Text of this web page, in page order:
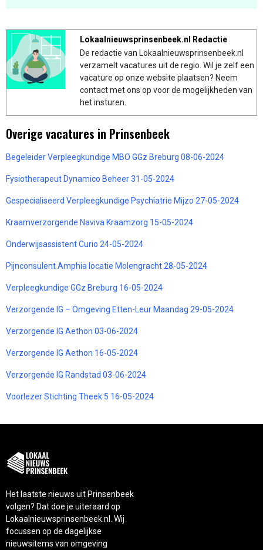
Lokaalnieuwsprinsenbeek.nl Redactie
De redactie van Lokaalnieuwsprinsenbeek.nl
verzamelt vacatures uit de regio. Wil je zelf een
vacature op onze website plaatsen? Neem
contact met ons op voor de mogelijkheden van
het insturen.
Overige vacatures in Prinsenbeek
Begeleider Verpleegkundige MBO GGz Breburg 08-06-2024
Fysiotherapeut Dynamico Beheer 31-05-2024
Gespecialiseerd Verpleegkundige Psychiatrie Mijzo 27-05-2024
Kraamverzorgende Naviva Kraamzorg 15-05-2024
Onderwijsassistent Curio 24-05-2024
Pijnconsulent Amphia locatie Molengracht 28-05-2024
Verpleegkundige GGz Breburg 16-05-2024
Verzorgende IG – Omgeving Etten-Leur Maandag 29-05-2024
Verzorgende IG Aethon 03-06-2024
Verzorgende IG Aethon 16-05-2024
Verzorgende IG Randstad 03-06-2024
Voorlezer Stichting Theek 5 16-05-2024
Het laatste nieuws uit Prinsenbeek
volgen? Dat doe je uiteraard op
Lokaalnieuwsprinsenbeek.nl. Wij
focussen op de dagelijkse
nieuwsitems van omgeving